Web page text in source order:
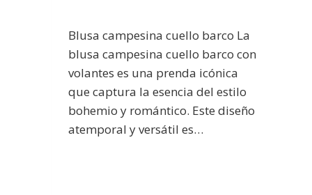
Blusa campesina cuello barco La
blusa campesina cuello barco con
volantes es una prenda icónica
que captura la esencia del estilo
bohemio y romántico. Este diseño
atemporal y versátil es…